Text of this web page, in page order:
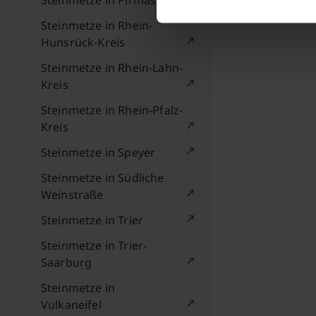
Steinmetze in Rhein-
Hunsrück-Kreis
Steinmetze in Rhein-Lahn-
Kreis
Steinmetze in Rhein-Pfalz-
Kreis
Steinmetze in Speyer
Steinmetze in Südliche
Weinstraße
Steinmetze in Trier
Steinmetze in Trier-
Saarburg
Steinmetze in
Vulkaneifel